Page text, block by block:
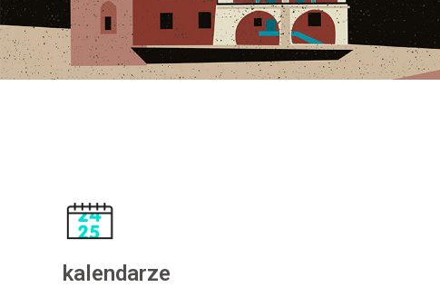
kalendarze